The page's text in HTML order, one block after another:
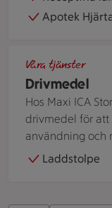
Apotek
Drivmedel
Våra tjänster
Hos Maxi ICA
drivmedel för att
användning och
Laddstolpe